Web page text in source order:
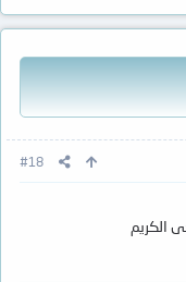
#18
الكريم